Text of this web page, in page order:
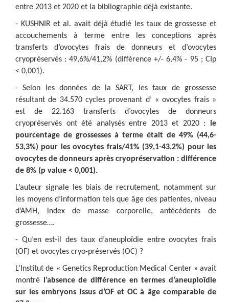
entre 2013 et 2020 et la bibliographie déjà existante.
- KUSHNIR et al. avait déjà étudié les taux de grossesse et
accouchements à terme entre les conceptions après
transferts d’ovocytes frais de donneurs et d’ovocytes
cryopréservés : 49,6%/41,2% (différence +/- 6,4% - 95 ; CIp
< 0,001).
- Selon les données de la SART, les taux de grossesse
résultant de 34.570 cycles provenant d’ « ovocytes frais »
est de 22.163 transferts d’ovocytes de donneurs
cryopréservés ont été analysés entre 2013 et 2020 :
le
pourcentage de grossesses à terme était de 49% (44,6-
53,3%) pour les ovocytes frais/41% (39,1-43,2%) pour les
ovocytes de donneurs après cryopréservation : différence
de 8% (p value < 0,001).
L’auteur signale les biais de recrutement, notamment sur
les moyens d’information tels que âge des patientes, niveau
d’AMH, index de masse corporelle, antécédents de
grossesse….
- Qu’en est-il des taux d’aneuploïdie entre ovocytes frais
(OF) et ovocytes cryo-préservés (OC) ?
L’Institut de « Genetics Reproduction Medical Center » avait
montré
l’absence de différence en termes d’aneuploïdie
sur les embryons issus d’OF et OC à âge comparable de